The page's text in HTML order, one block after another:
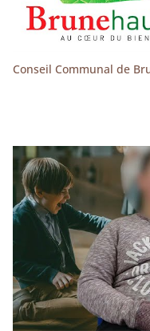
Conseil Communal de